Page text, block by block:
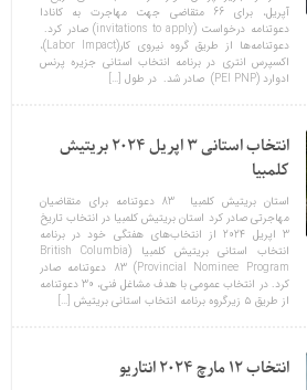
آپریل، برای 66 متقاضی جهت مهاجرت به کانادا
دعوتنامه درخواست (invitations to apply) صادر کرد.
دعوتنامه‌ها از طریق گروه‌ نیروی کار(Labor Impact)،
اکسپرس انتری در برنامه انتخاب استانی جزیره پرنس
ادوارد (PEI PNP) صادر شد. در طول […]
انتخاب استانی 3 اپریل 2024 بریتیش
کلمبیا
استان بریتیش کلمبیا 83 دعوتنامه برای متقاضیان
مهاجرتی صادر کرد استان بریتیش کلمبیا در انتخاب تاریخ
3 اپریل 2024 از انتخاب‌های هفتگی خود در برنامه
انتخاب استانی بریتیش کلمبیا (British Columbia
Provincial Nominee Program) 83 دعوتنامه صادر
کرد. در انتخاب عمومی با هدف مشاغل فنی، 30 دعوتنامه
از طریق ۵ زیرگروه برنامه انتخاب استانی بریتیش […]
انتخاب 12 مارچ 2024 انتاریو